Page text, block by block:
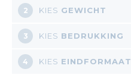
2 KIES GEWICHT
3 KIES BEDRUKKING
4 KIES EINDFORMAAT